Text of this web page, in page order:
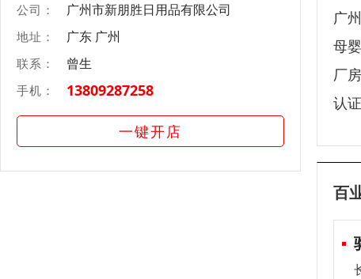
公司： 广州市新朋胜日用品有限公司
地址： 广东 广州
联系： 曾生
手机： 13809287258
一键开店
广
母
厂
认
百